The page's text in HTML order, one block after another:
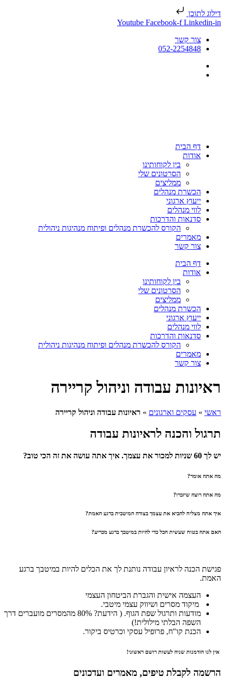
דילוג לתוכן
Youtube Facebook-f Linkedin-in
צור קשר
052-2254848
דף הבית
אודות
בין לקוחותינו
הסרטונים שלי
ממליצים
הכשרת מנהלים
ייעוץ ארגוני
לווי מנהלים
סדנאות והדרכות
הקורס להכשרת מנהלים ופיתוח מנהיגות ניהולית
מאמרים
צור קשר
דף הבית
אודות
בין לקוחותינו
הסרטונים שלי
ממליצים
הכשרת מנהלים
ייעוץ ארגוני
לווי מנהלים
סדנאות והדרכות
הקורס להכשרת מנהלים ופיתוח מנהיגות ניהולית
מאמרים
צור קשר
ראיונות עבודה וניהול קריירה
ראשי » עסקים וארגונים » ראיונות עבודה וניהול קריירה
תרגול והכנה לראיונות עבודה
יש לך 60 שניות למכור את עצמך. איך אתה עושה את זה הכי טוב?
מה אתה אומר?
מה אתה רוצה שיזכרו?
איך אתה מצליח להביא את עצמך בצורה המיטבית ברגע האמת?
האם אתה בטוח שעשית הכל כדי להיות במיטבך ברגע מכריע?
פגישת הכנה לראיון עבודה נותנת לך את הכלים להיות במיטבך ברגע
האמת.
העצמה אישית והגברת הביטחון העצמי
מיקוד מסרים ושיווק עצמי מיטבי.
מודעות ותרגול שפת הגוף. ( הידעת? 80% מהמסרים מועברים דרך
השפה הבלתי מילולית!)
הכנת קו"ח, פרופיל עסקי וכרטיס ביקור.
אין לנו הזדמנות שניה לעשות רושם ראשוני!
הרשמה לקבלת טיפים, מאמרים ועדכונים